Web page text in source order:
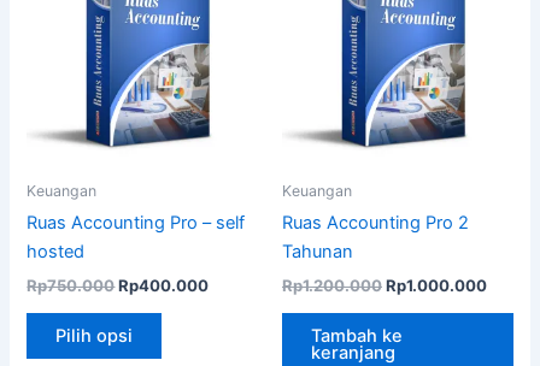
ini
dapat
diambil
di
halaman
Keuangan
Ruas Accounting Pro – self
hosted
Rp750.000Harga
adalah:
Rp750.000.
Rp400.000Harga
Pilih opsi
Produk
Keuangan
Ruas Accounting Pro 2
Tahunan
Rp1.200.000Harga
adalah:
Rp1.200.000.
Rp1.000.000Harga
Tambah ke
keranjang